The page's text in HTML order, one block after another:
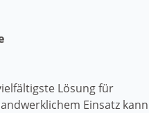
Lösung für
Einsatz kann